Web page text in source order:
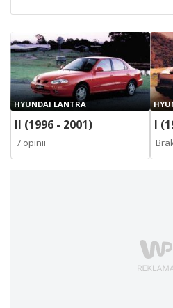
HYUNDAI LANTRA
II (1996 - 2001)
7 opinii
I